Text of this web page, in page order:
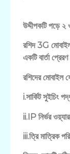
উদ্দীপকটি পড়ে
রশিদ 3G
একটি বার্তা
রশিদের মোবাইল
i.সার্কিট সুইচিং
ii.IP নির্ভর
iii.ত্রি মাত্রিক